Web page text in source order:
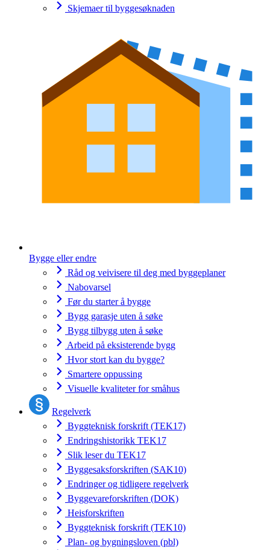
Skjemaer til byggesøknaden
Bygge eller endre
Råd og veivisere til deg med byggeplaner
Nabovarsel
Før du starter å bygge
Bygg garasje uten å søke
Bygg tilbygg uten å søke
Arbeid på eksisterende bygg
Hvor stort kan du bygge?
Smartere oppussing
Visuelle kvaliteter for småhus
Regelverk
Byggteknisk forskrift (TEK17)
Endringshistorikk TEK17
Slik leser du TEK17
Byggesaksforskriften (SAK10)
Endringer og tidligere regelverk
Byggevareforskriften (DOK)
Heisforskriften
Byggteknisk forskrift (TEK10)
Plan- og bygningsloven (pbl)